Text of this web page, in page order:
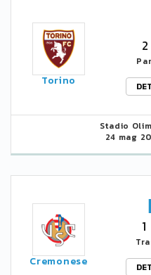
Torino
2
Stadio
24 mag
Cremonese
1